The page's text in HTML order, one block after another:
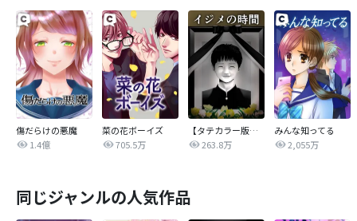
傷だらけの悪魔
1.4億
菜の花ボーイズ
705.5万
【タテカラー版】イジメの時間
263.8万
みんな知ってる
2,055万
同じジャンルの人気作品